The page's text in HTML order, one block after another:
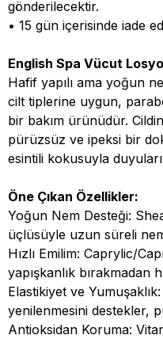
gönderilecektir.
• 15 gün içerisinde iade
English Spa Vücut
Hafif yapılı ama yoğun
cilt tiplerine uygun,
bir bakım ürünüdür.
pürüzsüz ve ipeksi bir
esintili kokusuyla
Öne Çıkan Özellikler:
Yoğun Nem Desteği:
üçlüsüyle uzun süreli
Hızlı Emilim: Caprylic/
yapışkanlık bırakmadan
Elastikiyet ve
yenilenmesini destekler,
Antioksidan Koruma: